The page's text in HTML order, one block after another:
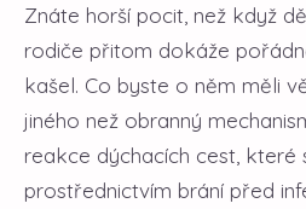
Znáte horší pocit, než když
rodiče přitom dokáže
kašel. Co byste o něm měli
jiného než obranný
reakce dýchacích cest, které
prostřednictvím brání před